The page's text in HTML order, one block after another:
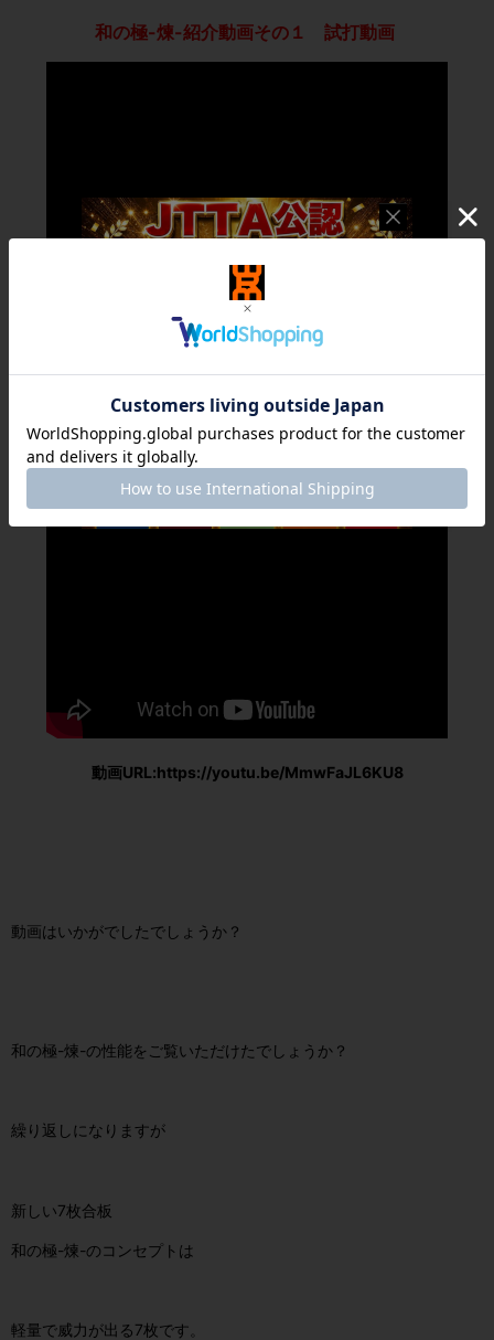
和の極-煉-紹介動画その１ 試打動画
和の極-煉-紹介動画その２説明動画
動画URL:https://youtu.be/MmwFaJL6KU8
動画はいかがでしたでしょうか？
和の極-煉-の性能をご覧いただけたでしょうか？
繰り返しになりますが
新しい7枚合板
和の極-煉-のコンセプトは
軽量で威力が出る7枚です。